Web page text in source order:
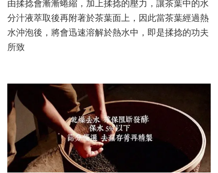
由揉捻會漸漸蜷縮，加上揉捻的壓力，讓茶葉中的水
分汁液萃取後再附著於茶葉面上，因此當茶葉經過熱
水沖泡後，將會迅速溶解於熱水中，即是揉捻的功夫
所致